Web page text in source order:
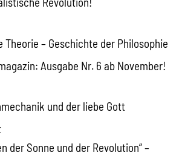
Theorie – Geschichte der Philosophie
Ausgabe Nr. 6 ab November!
und der liebe Gott
der Sonne und der Revolution“ –